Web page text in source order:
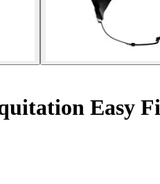
Easy